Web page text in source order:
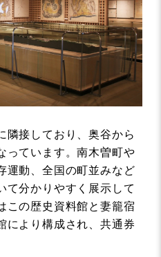
隣接しており、奥谷から
っています。南木曽町や
運動、全国の町並みなど
て分かりやすく展示して
この歴史資料館と妻籠宿
により構成され、共通券